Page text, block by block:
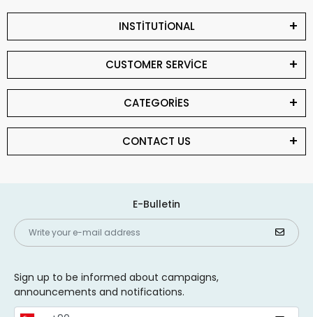
INSTİTUTİONAL
CUSTOMER SERVİCE
CATEGORİES
CONTACT US
E-Bulletin
Sign up to be informed about campaigns,
announcements and notifications.